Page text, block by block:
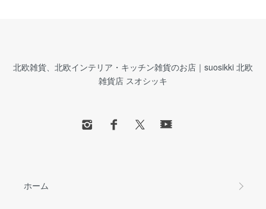
北欧雑貨、北欧インテリア・キッチン雑貨のお店｜suosikki 北欧
雑貨店 スオシッキ
ホーム